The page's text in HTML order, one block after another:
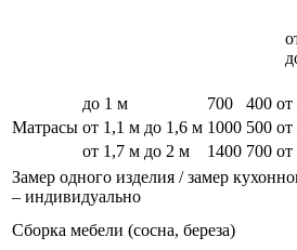
Матрасы
до 1 м 700 400 от
от 1,1 м до 1,6 м 1000 500 от
от 1,7 м до 2 м
1400 700 от
Замер одного изделия / замер
– индивидуально
Сборка мебели (сосна, береза)